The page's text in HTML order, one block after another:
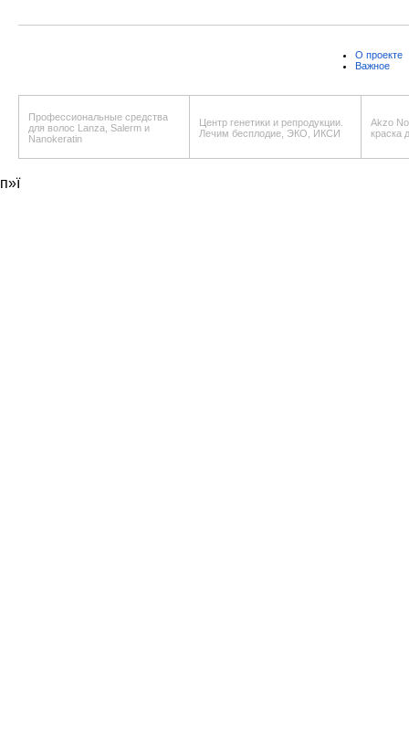
О проекте
Важное
Профессиональные средства
для волос Lanza, Salerm и
Nanokeratin
Центр генетики и репродукции.
Лечим бесплодие, ЭКО, ИКСИ
Akzo
краска
п»ї